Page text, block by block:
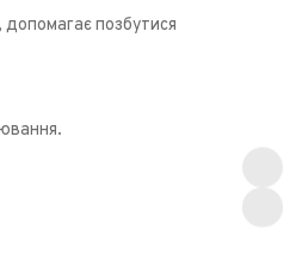
допомагає позбутися